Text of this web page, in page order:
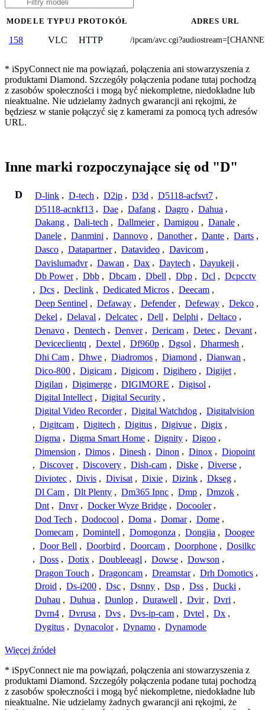
MODELE TYPUJ PROTOKÓŁ ADRES URL
158 VLC HTTP /ipcam/
* iSpyConnect nie ma powiązań, połączenia ani stowarzyszenia z
produktami Diamond. Szczegóły połączenia podane tutaj pochodzą
z zasobów społeczności i mogą być niekompletne, niedokładne lub
nieaktualne. Nie udzielamy żadnych gwarancji ani rękojmi, że
będziesz w stanie połączyć się z kamerami za pomocą tych adresów
URL.
Inne marki rozpoczynające się od "D"
D D-link , D-tech , D2ip , D3d , D5118-acfsvt7 ,
D5118-acnkf13 , Dae , Dafang , Dagro , Dahua ,
Dakang , Dali-tech , Dallmeier , Damigou , Danale ,
Danele , Danmini , Dannovo , Danother , Dante , Darts ,
Dasco , Datapartner , Datavideo , Davicom ,
Davislumadvr , Dawan , Dax , Daytech , Dayukeji ,
Db Power , Dbb , Dbcam , Dbell , Dbp , Dcl , Dcpcctv
, Dcs , Declink , Dedicated Micros , Deecam ,
Deep Sentinel , Defaway , Defender , Defeway , Dekco ,
Dekel , Delaval , Delcatec , Dell , Delphi , Deltaco ,
Denavo , Dentech , Denver , Dericam , Detec , Devant ,
Deviceclientq , Dextel , Df960p , Dgsol , Dharmesh ,
Dhi Cam , Dhwe , Diadromos , Diamond , Dianwan ,
Dico-800 , Digicam , Digicom , Digihero , Digijet ,
Digilan , Digimerge , DIGIMORE , Digisol ,
Digital Intellect , Digital Security ,
Digital Video Recorder , Digital Watchdog , Digitalvision
, Digitcam , Digitech , Digitus , Digivue , Digix ,
Digma , Digma Smart Home , Dignity , Digoo ,
Dimension , Dimos , Dinesh , Dinon , Dinox , Diopoint
, Discover , Discovery , Dish-cam , Diske , Diverse ,
Diviotec , Divis , Divisat , Dixie , Dizink , Dkseg ,
Dl Cam , Dlt Plenty , Dm365 Ipnc , Dmp , Dmzok ,
Dnt , Dnvr , Docker Wyze Bridge , Docooler ,
Dod Tech , Dodocool , Doma , Domar , Dome ,
Domecam , Domintell , Domogonza , Dongjia , Doogee
, Door Bell , Doorbird , Doorcam , Doorphone , Dosilkc
, Doss , Dotix , Doubleeagl , Dowse , Dowson ,
Dragon Touch , Dragoncam , Dreamstar , Drh Domotics ,
Droid , Ds-i200 , Dsc , Dsnny , Dsp , Dss , Ducki ,
Duhau , Duhua , Dunlop , Durawell , Dvir , Dvri ,
Dvrn4 , Dvrusa , Dvs , Dvs-ip-cam , Dvtel , Dx ,
Dygitus , Dynacolor , Dynamo , Dynamode
Więcej źródeł
* iSpyConnect nie ma powiązań, połączenia ani stowarzyszenia z
produktami Diamond. Szczegóły połączenia podane tutaj pochodzą
z zasobów społeczności i mogą być niekompletne, niedokładne lub
nieaktualne. Nie udzielamy żadnych gwarancji ani rękojmi, że